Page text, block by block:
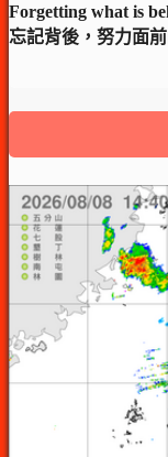
Forgetting what is
忘記背後，努力面前